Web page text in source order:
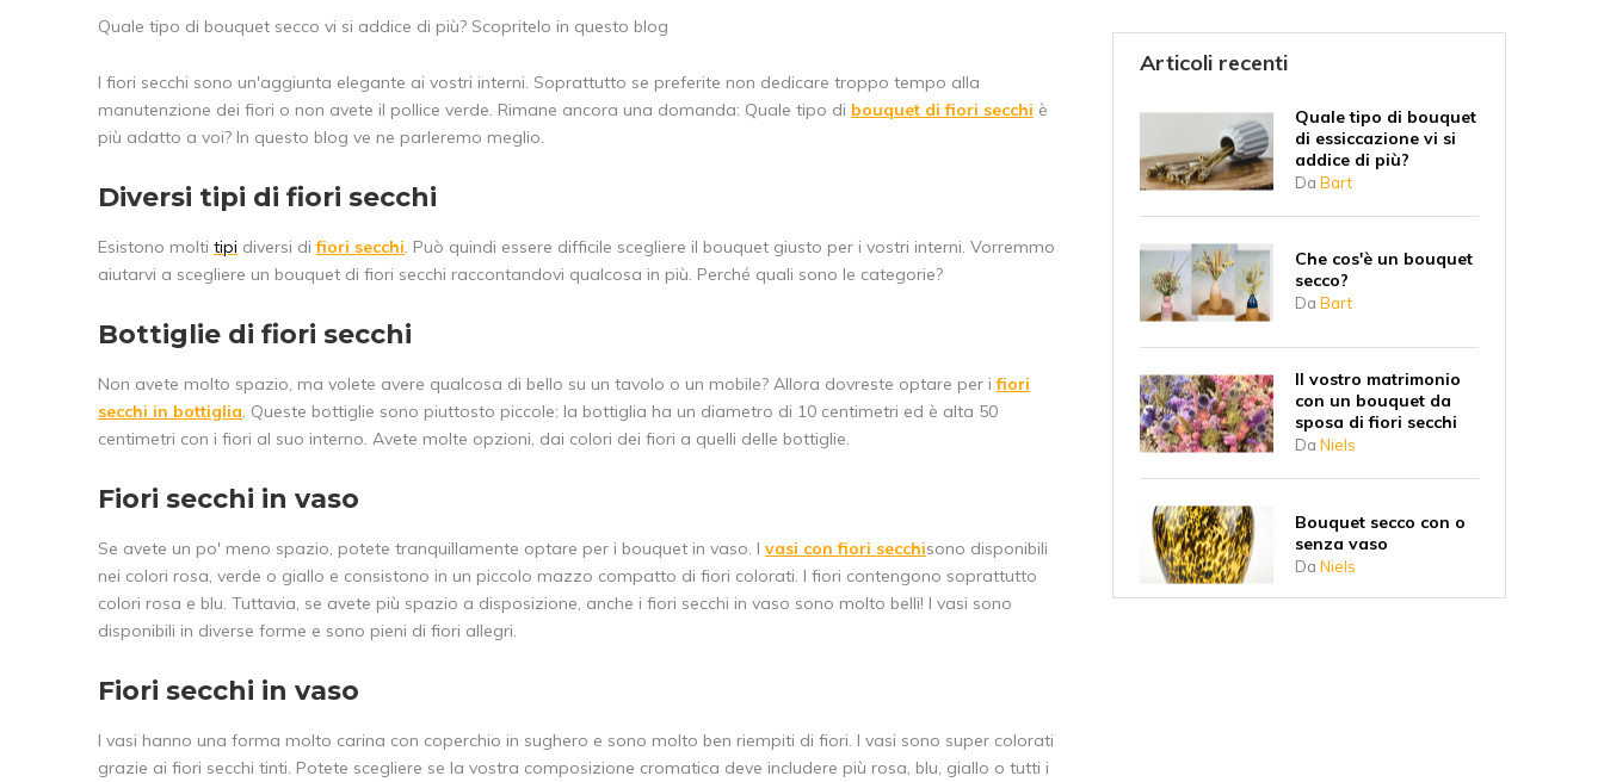
Quale tipo di bouquet secco vi si addice di più? Scopritelo in questo blog
I fiori secchi sono un'aggiunta elegante ai vostri interni. Soprattutto se preferite non dedicare troppo tempo alla
manutenzione dei fiori o non avete il pollice verde. Rimane ancora una domanda: Quale tipo di bouquet di fiori secchi è
più adatto a voi? In questo blog ve ne parleremo meglio.
Diversi tipi di fiori secchi
Esistono molti tipi diversi difiori secchi. Può quindi essere difficile scegliere il bouquet giusto per i vostri interni. Vorremmo
aiutarvi a scegliere un bouquet di fiori secchi raccontandovi qualcosa in più. Perché quali sono le categorie?
Bottiglie di fiori secchi
Non avete molto spazio, ma volete avere qualcosa di bello su un tavolo o un mobile? Allora dovreste optare per ifiori
secchi in bottiglia. Queste bottiglie sono piuttosto piccole: la bottiglia ha un diametro di 10 centimetri ed è alta 50
centimetri con i fiori al suo interno. Avete molte opzioni, dai colori dei fiori a quelli delle bottiglie.
Fiori secchi in vaso
Se avete un po' meno spazio, potete tranquillamente optare per i bouquet in vaso. I vasi con fiori secchisono disponibili
nei colori rosa, verde o giallo e consistono in un piccolo mazzo compatto di fiori colorati. I fiori contengono soprattutto
colori rosa e blu. Tuttavia, se avete più spazio a disposizione, anche i fiori secchi in vaso sono molto belli! I vasi sono
disponibili in diverse forme e sono pieni di fiori allegri.
Fiori secchi in vaso
I vasi hanno una forma molto carina con coperchio in sughero e sono molto ben riempiti di fiori. I vasi sono super colorati
grazie ai fiori secchi tinti. Potete scegliere se la vostra composizione cromatica deve includere più rosa, blu, giallo o tutti i
Articoli recenti
Quale tipo di bouquet
di essiccazione vi si
addice di più?
Da Bart
Che cos'è un bouquet
secco?
Da Bart
Il vostro matrimonio
con un bouquet da
sposa di fiori secchi
Da Niels
Bouquet secco con o
senza vaso
Da Niels